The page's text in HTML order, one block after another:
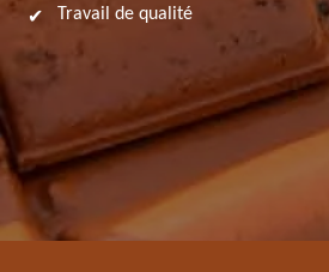
Travail de qualité